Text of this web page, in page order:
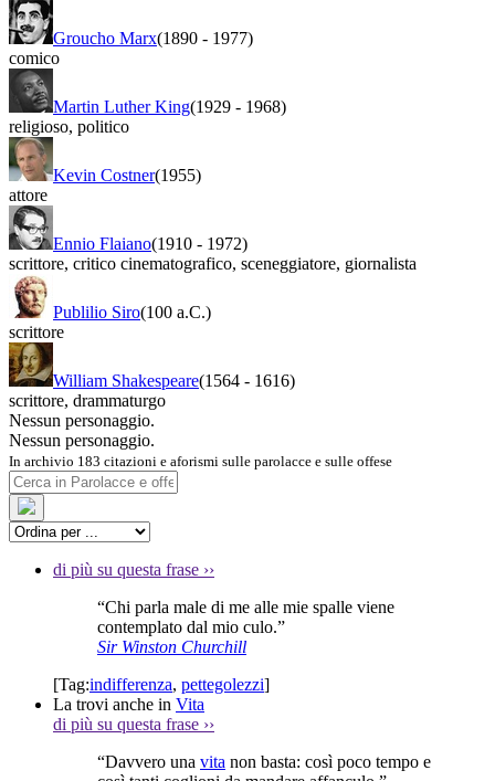
Groucho Marx(1890 - 1977)
comico
Martin Luther King(1929 - 1968)
religioso, politico
Kevin Costner(1955)
attore
Ennio Flaiano(1910 - 1972)
scrittore, critico cinematografico, sceneggiatore, giornalista
Publilio Siro(100 a.C.)
scrittore
William Shakespeare(1564 - 1616)
scrittore, drammaturgo
Nessun personaggio.
Nessun personaggio.
In archivio 183 citazioni e aforismi sulle parolacce e sulle offese
di più su questa frase ››
“Chi parla male di me alle mie spalle viene
contemplato dal mio culo.”
Sir Winston Churchill
[Tag:indifferenza, pettegolezzi]
La trovi anche in Vita
di più su questa frase ››
“Davvero una vita non basta: così poco tempo e